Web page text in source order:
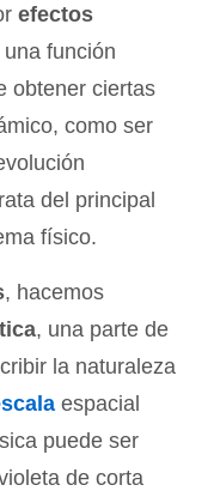
efectos
una función
obtener ciertas
como ser
del principal
físico.
, hacemos
, una parte de
la naturaleza
espacial
puede ser
de corta